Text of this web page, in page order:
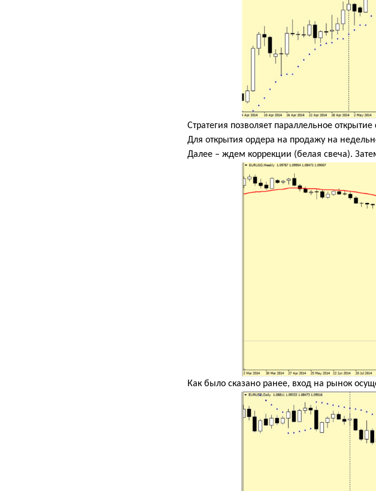
Стратегия позволяет параллельное
Для открытия ордера на продажу на
Далее – ждем коррекции (белая свеча).
Как было сказано ранее, вход на рынок